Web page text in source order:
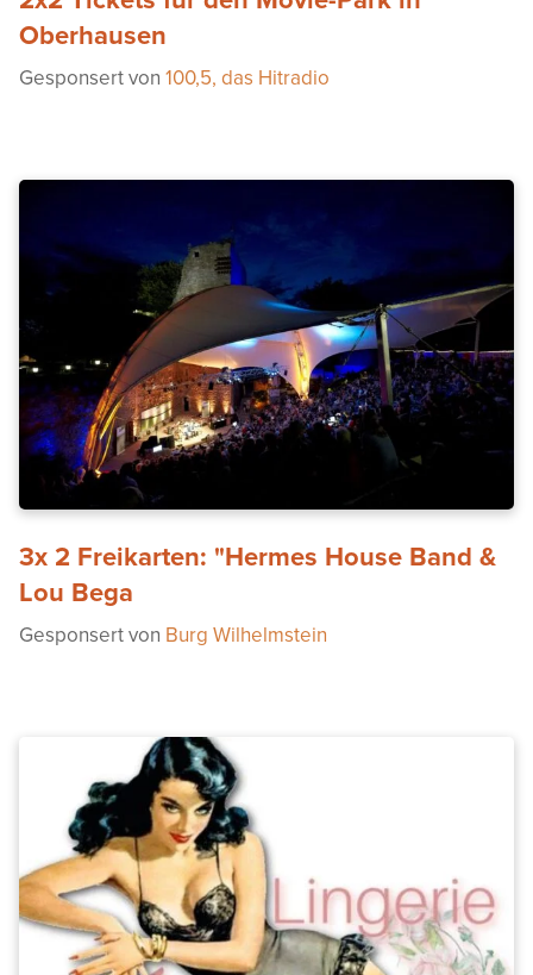
Oberhausen
Gesponsert von 100,5, das Hitradio
3x 2 Freikarten: "Hermes House Band &
Lou Bega
Gesponsert von Burg Wilhelmstein